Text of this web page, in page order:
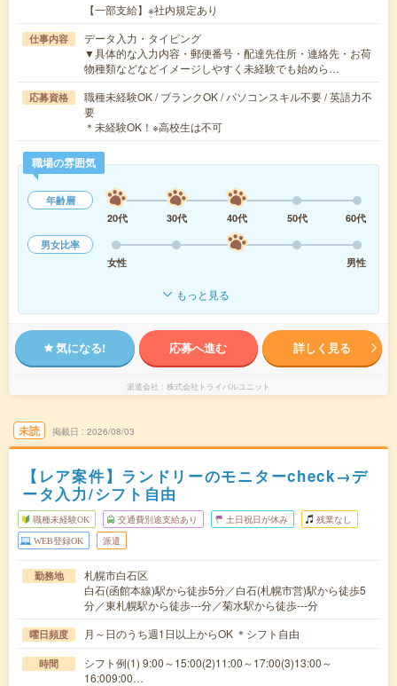
【一部支給】※社内規定あり
仕事内容
データ入力・タイピング
▼具体的な入力内容・郵便番号・配達先住所・連絡先・お荷
物種類などなどイメージしやすく未経験でも始めら…
応募資格
職種未経験OK / ブランクOK / パソコンスキル不要 / 英語力不
要
＊未経験OK！※高校生は不可
職場の雰囲気
年齢層
20代
30代 40代 50代
60代
男女比率
女性
男性
もっと見る
気になる! 応募へ進む 詳しく見る
派遣会社 株式会社トライバルユニット
未読 掲載日 2026/08/03
【レア案件】ランドリーのモニターcheck→デ
ータ入力/シフト自由
職種未経験OK 交通費別途支給あり 土日祝日が休み 残業なし
WEB登録OK 派遣
勤務地
札幌市白石区
白石(函館本線)駅から徒歩5分／白石(札幌市営)駅から徒歩5
分／東札幌駅から徒歩---分／菊水駅から徒歩---分
曜日頻度 月～日のうち週1日以上からOK ＊シフト自由
時間
シフト例(1) 9:00～15:00(2)11:00～17:00(3)13:00～
16:009:00…